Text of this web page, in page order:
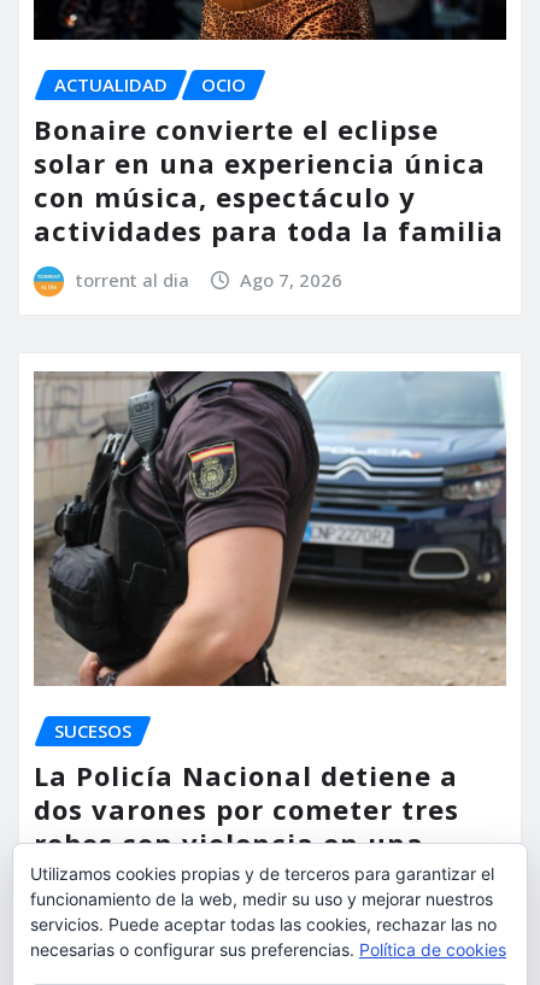
ACTUALIDAD OCIO
Bonaire convierte el eclipse
solar en una experiencia única
con música, espectáculo y
actividades para toda la familia
torrent al dia Ago 7, 2026
SUCESOS
La Policía Nacional detiene a
dos varones por cometer tres
robos con violencia en una
misma mañana
torrent al dia Ago 7, 2026
Utilizamos cookies propias y de terceros para garantizar el
funcionamiento de la web, medir su uso y mejorar nuestros
servicios. Puede aceptar todas las cookies, rechazar las no
necesarias o configurar sus preferencias. Política de cookies